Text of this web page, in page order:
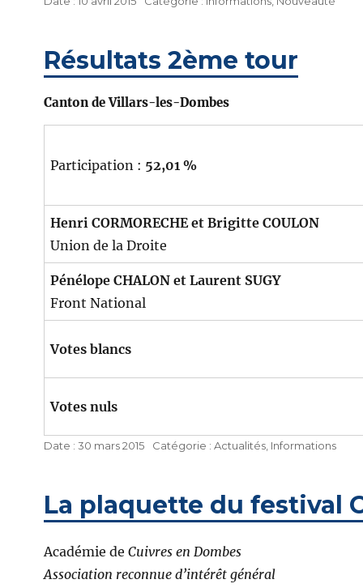
Résultats 2ème tour
Canton de Villars-les-Dombes
Participation : 52,01 %
Henri CORMORECHE et Brigitte COULON
Union de la Droite
Pénélope CHALON et Laurent SUGY
Front National
Votes blancs
Votes nuls
Publié
30 mars 2015 Catégories
Actualités, Informations
La plaquette du festival
Académie de Cuivres en Dombes
Association reconnue d’intérêt général